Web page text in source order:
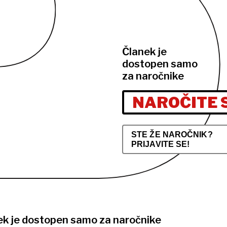
Članek je
dostopen samo
za naročnike
NAROČITE
STE ŽE NAROČNIK?
PRIJAVITE SE!
je dostopen samo za naročnike